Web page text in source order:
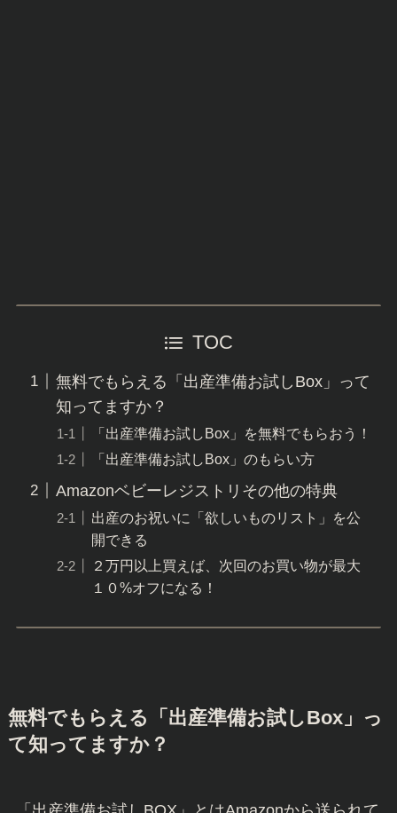
TOC
無料でもらえる「出産準備お試しBox」って
知ってますか？
「出産準備お試しBox」を無料でもらおう！
「出産準備お試しBox」のもらい方
Amazonベビーレジストリその他の特典
出産のお祝いに「欲しいものリスト」を公
開できる
２万円以上買えば、次回のお買い物が最大
１０%オフになる！
無料でもらえる「出産準備お試しBox」っ
て知ってますか？